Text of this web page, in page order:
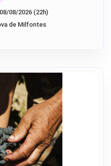
08/08/2026 (17h) - 08/08/2026 (22h)
de Milfontes